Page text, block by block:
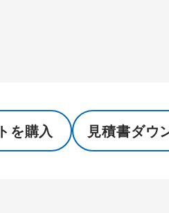
を購入 見積書ダウ